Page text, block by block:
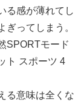
る感が薄れてし
ぎってしまう。
SPORTモード
ト スポーツ 4
る意味は全くな